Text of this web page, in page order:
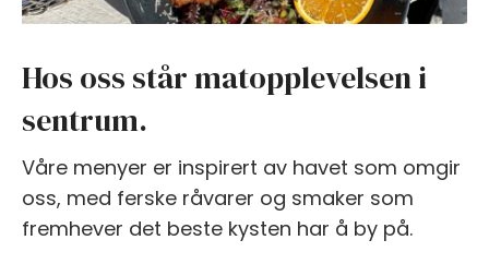
Hos oss står matopplevelsen i
sentrum.
Våre menyer er inspirert av havet som omgir
oss, med ferske råvarer og smaker som
fremhever det beste kysten har å by på.